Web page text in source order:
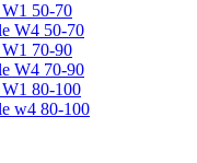
50-70
W4 50-70
70-90
W4 70-90
80-100
w4 80-100